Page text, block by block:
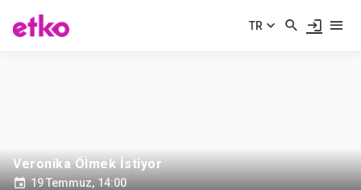
TR
Veronika Ölmek İstiyor
19 Temmuz, 14:00